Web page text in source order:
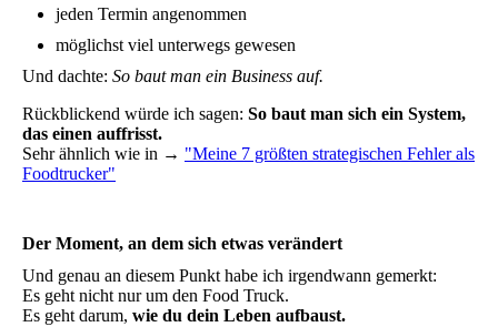
jeden Termin angenommen
möglichst viel unterwegs gewesen
Und dachte: So baut man ein Business auf.
Rückblickend würde ich sagen: So baut man sich ein System,
das einen auffrisst.
Sehr ähnlich wie in → "Meine 7 größten strategischen Fehler als
Foodtrucker"
Der Moment, an dem sich etwas verändert
Und genau an diesem Punkt habe ich irgendwann gemerkt:
Es geht nicht nur um den Food Truck.
Es geht darum, wie du dein Leben aufbaust.